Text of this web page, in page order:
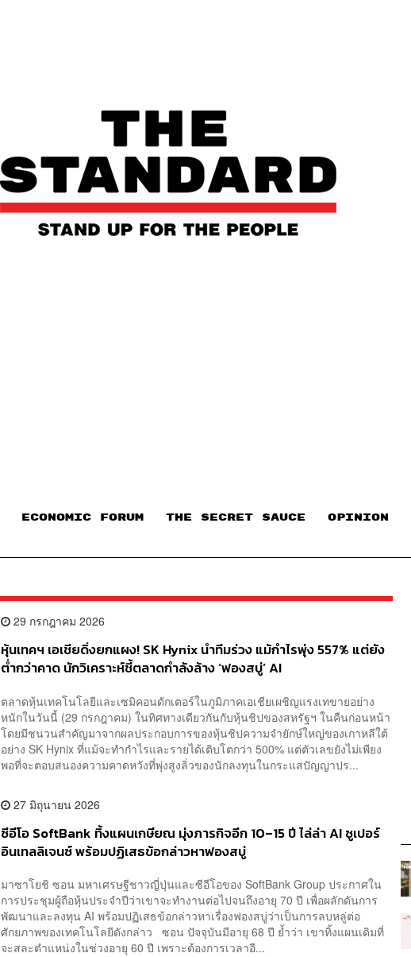
ECONOMIC FORUM THE SECRET SAUCE​ OPINION
29 กรกฎาคม 2026
หุ้นเทคฯ เอเชียดิ่งยกแผง! SK Hynix นำทีมร่วง แม้กำไรพุ่ง 557% แต่ยัง
ต่ำกว่าคาด นักวิเคราะห์ชี้ตลาดกำลังล้าง ‘ฟองสบู่’ AI
ตลาดหุ้นเทคโนโลยีและเซมิคอนดักเตอร์ในภูมิภาคเอเชียเผชิญแรงเทขายอย่าง
หนักในวันนี้ (29 กรกฎาคม) ในทิศทางเดียวกันกับหุ้นชิปของสหรัฐฯ ในคืนก่อนหน้า
โดยมีชนวนสำคัญมาจากผลประกอบการของหุ้นชิปความจำยักษ์ใหญ่ของเกาหลีใต้
อย่าง SK Hynix ที่แม้จะทำกำไรและรายได้เติบโตกว่า 500% แต่ตัวเลขยังไม่เพียง
พอที่จะตอบสนองความคาดหวังที่พุ่งสูงลิ่วของนักลงทุนในกระแสปัญญาปร...
27 มิถุนายน 2026
ซีอีโอ SoftBank ทิ้งแผนเกษียณ มุ่งภารกิจอีก 10–15 ปี ไล่ล่า AI ซูเปอร์
อินเทลลิเจนซ์ พร้อมปฏิเสธข้อกล่าวหาฟองสบู่
มาซาโยชิ ซอน มหาเศรษฐีชาวญี่ปุ่นและซีอีโอของ SoftBank Group ประกาศใน
การประชุมผู้ถือหุ้นประจำปีว่าเขาจะทำงานต่อไปจนถึงอายุ 70 ปี เพื่อผลักดันการ
พัฒนาและลงทุน AI พร้อมปฏิเสธข้อกล่าวหาเรื่องฟองสบู่ว่าเป็นการลบหลู่ต่อ
ศักยภาพของเทคโนโลยีดังกล่าว ซอน ปัจจุบันมีอายุ 68 ปี ย้ำว่า เขาทิ้งแผนเดิมที่
จะสละตำแหน่งในช่วงอายุ 60 ปี เพราะต้องการเวลาอี...